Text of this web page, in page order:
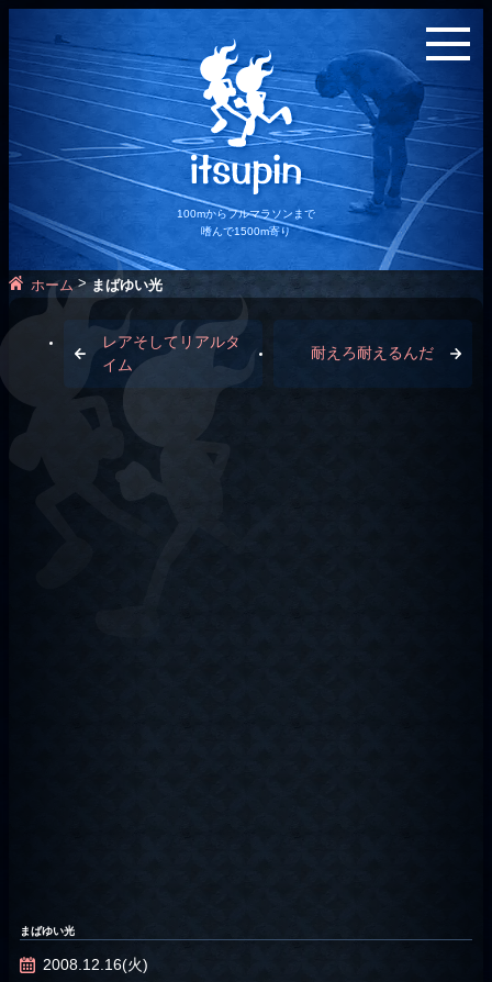
100mからフルマラソンまで
嗜んで1500m寄り
ホーム>まばゆい光
レアそしてリアルタ
イム
耐えろ耐えるんだ
まばゆい光
2008.12.16(火)